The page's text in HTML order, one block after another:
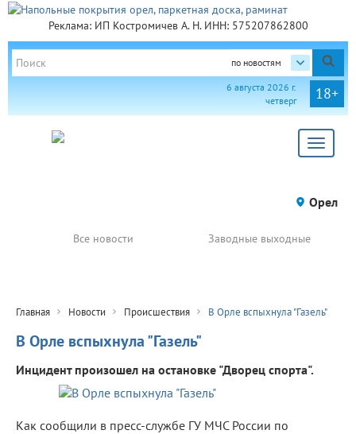
Реклама: ИП Костромичев А. Н. ИНН: 575207862800
по новостям
18+
6 августа 2026 г.
четверг
Toggle
Орел
Все новости Заводные выходные
Главная Новости Происшествия В Орле вспыхнула "Газель"
В Орле вспыхнула "Газель"
Инцидент произошел на остановке "Дворец спорта".
Как сообщили в пресс-службе ГУ МЧС России по